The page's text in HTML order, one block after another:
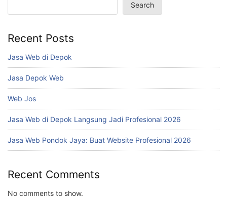
Search
Recent Posts
Jasa Web di Depok
Jasa Depok Web
Web Jos
Jasa Web di Depok Langsung Jadi Profesional 2026
Jasa Web Pondok Jaya: Buat Website Profesional 2026
Recent Comments
No comments to show.